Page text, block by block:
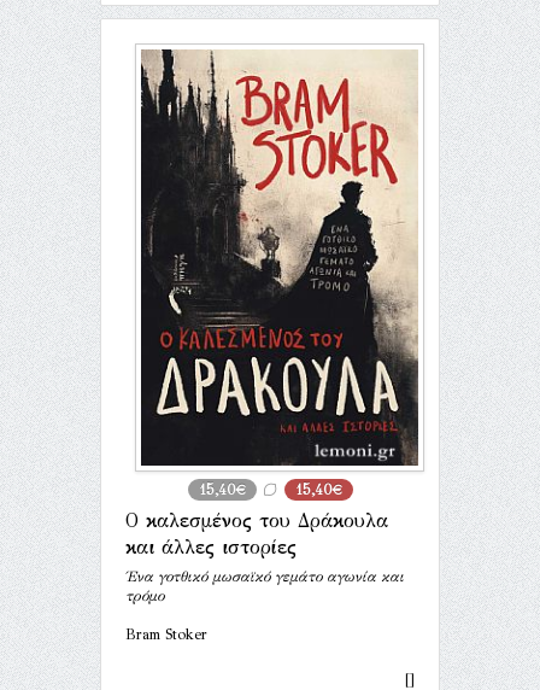
15,40€ 15,40€
O καλεσμένος του Δράκουλα
και άλλες ιστορίες
Ένα γοτθικό μωσαϊκό γεμάτο αγωνία και
τρόμο
Bram Stoker
[]